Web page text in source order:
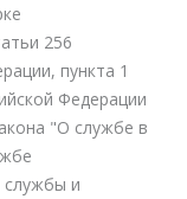
256
пункта 1
Федерации
"О службе в
службы и